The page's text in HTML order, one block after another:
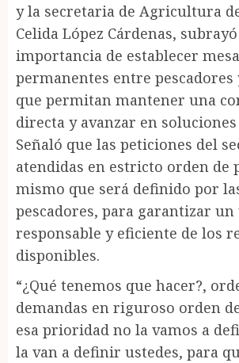
y la secretaria de Agricultura
Celida López Cárdenas,
importancia de establecer
permanentes entre pescadores
que permitan mantener una
directa y avanzar en
Señaló que las peticiones del
atendidas en estricto orden de
mismo que será definido por
pescadores, para garantizar un
responsable y eficiente de los
disponibles.
“¿Qué tenemos que hacer?,
demandas en riguroso orden
esa prioridad no la vamos a
la van a definir ustedes, para